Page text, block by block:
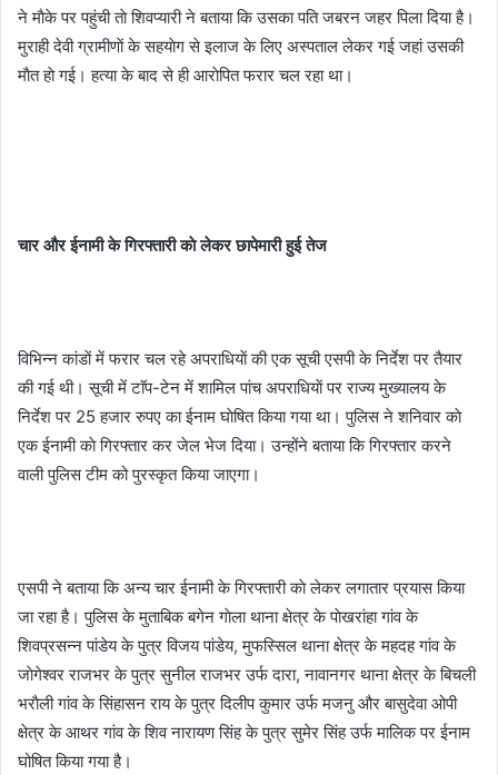
ने माैके पर पहुंची ताे शिवप्यारी ने बताया कि उसका पति जबरन जहर पिला दिया है।
मुराही देवी ग्रामीणाें के सहयाेग से इलाज के लिए अस्पताल लेकर गई जहां उसकी
माैत हाे गई। हत्या के बाद से ही आराेपित फरार चल रहा था।
चार और ईनामी के गिरफ्तारी काे लेकर छापेमारी हुई तेज
विभिन्न कांडाें में फरार चल रहे अपराधियाें की एक सूची एसपी के निर्देश पर तैयार
की गई थी। सूची में टाॅप-टेन में शामिल पांच अपराधियाें पर राज्य मुख्यालय के
निर्देश पर 25 हजार रुपए का ईनाम घाेषित किया गया था। पुलिस ने शनिवार काे
एक ईनामी काे गिरफ्तार कर जेल भेज दिया। उन्होंने बताया कि गिरफ्तार करने
वाली पुलिस टीम को पुरस्कृत किया जाएगा।
एसपी ने बताया कि अन्य चार ईनामी के गिरफ्तारी काे लेकर लगातार प्रयास किया
जा रहा है। पुलिस के मुताबिक बगेन गाेला थाना क्षेत्र के पाेखरांहा गांव के
शिवप्रसन्न पांडेय के पुत्र विजय पांडेय, मुफस्सिल थाना क्षेत्र के महदह गांव के
जाेगेश्वर राजभर के पुत्र सुनील राजभर उर्फ दारा, नावानगर थाना क्षेत्र के बिचली
भराैली गांव के सिंहासन राय के पुत्र दिलीप कुमार उर्फ मजनु और बासुदेवा ओपी
क्षेत्र के आथर गांव के शिव नारायण सिंह के पुत्र सुमेर सिंह उर्फ मालिक पर ईनाम
घोषित किया गया है।